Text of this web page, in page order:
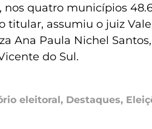
nos quatro municípios
titular, assumiu o juiz
Ana Paula Nichel
do Sul.
eleitoral, Destaques,